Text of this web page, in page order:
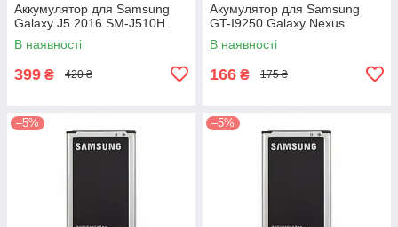
Аккумулятор для Samsung
Galaxy J5 2016 SM-J510H
В наявності
399 ₴ 420 ₴
Акумулятор для Samsung
GT-I9250 Galaxy Nexus
В наявності
166 ₴ 175 ₴
–5% –5%